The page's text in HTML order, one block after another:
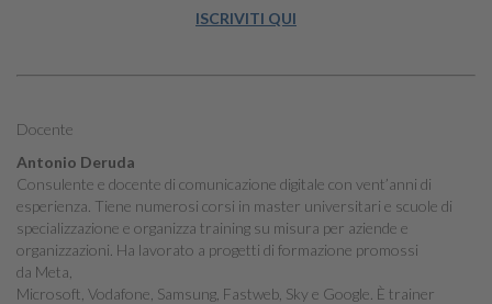
ISCRIVITI QUI
Docente
Antonio Deruda
Consulente e docente di comunicazione digitale con vent’anni di
esperienza. Tiene numerosi corsi in master universitari e scuole di
specializzazione e organizza training su misura per aziende e
organizzazioni. Ha lavorato a progetti di formazione promossi
da Meta,
Microsoft, Vodafone, Samsung, Fastweb, Sky e Google. È trainer